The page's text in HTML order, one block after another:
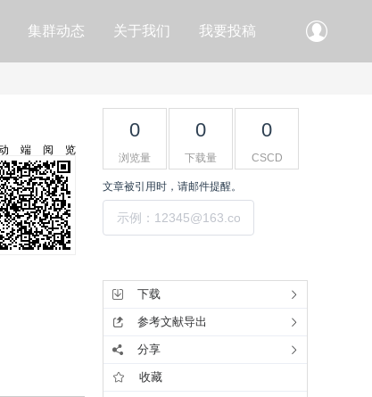
集群动态 关于我们 我要投稿
端阅览
0
浏览量
0
下载量
0
CSCD
文章被引用时，请邮件提醒。
下载
参考文献导出
分享
收藏